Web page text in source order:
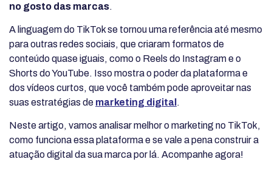
no gosto das marcas.
A linguagem do TikTok se tornou uma referência até mesmo
para outras redes sociais, que criaram formatos de
conteúdo quase iguais, como o Reels do Instagram e o
Shorts do YouTube. Isso mostra o poder da plataforma e
dos vídeos curtos, que você também pode aproveitar nas
suas estratégias de marketing digital .
Neste artigo, vamos analisar melhor o marketing no TikTok,
como funciona essa plataforma e se vale a pena construir a
atuação digital da sua marca por lá. Acompanhe agora!